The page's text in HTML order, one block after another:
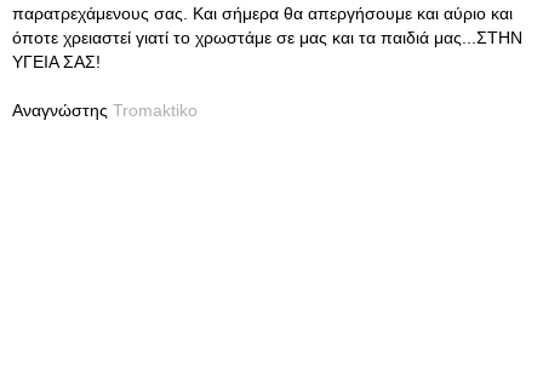
παρατρεχάμενους σας. Και σήμερα θα απεργήσουμε και αύριο και
όποτε χρειαστεί γιατί το χρωστάμε σε μας και τα παιδιά μας...ΣΤΗΝ
ΥΓΕΙΑ ΣΑΣ!
Αναγνώστης Tromaktiko